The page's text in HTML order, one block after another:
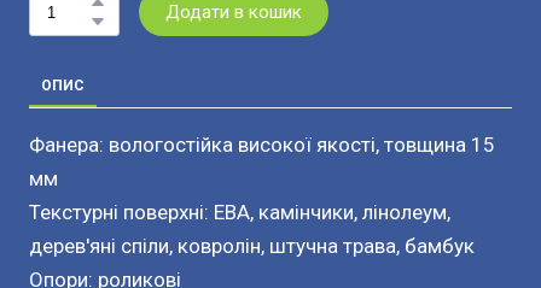
Додати в кошик
ОПИС
Фанера: вологостійка високої якості, товщина 15
мм
Текстурні поверхні: ЕВА, камінчики, лінолеум,
дерев'яні спіли, ковролін, штучна трава, бамбук
Опори: роликові